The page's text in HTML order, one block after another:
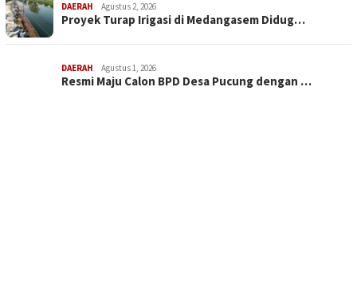
DAERAH Agustus 2, 2026
Proyek Turap Irigasi di Medangasem Didug…
DAERAH Agustus 1, 2026
Resmi Maju Calon BPD Desa Pucung dengan …